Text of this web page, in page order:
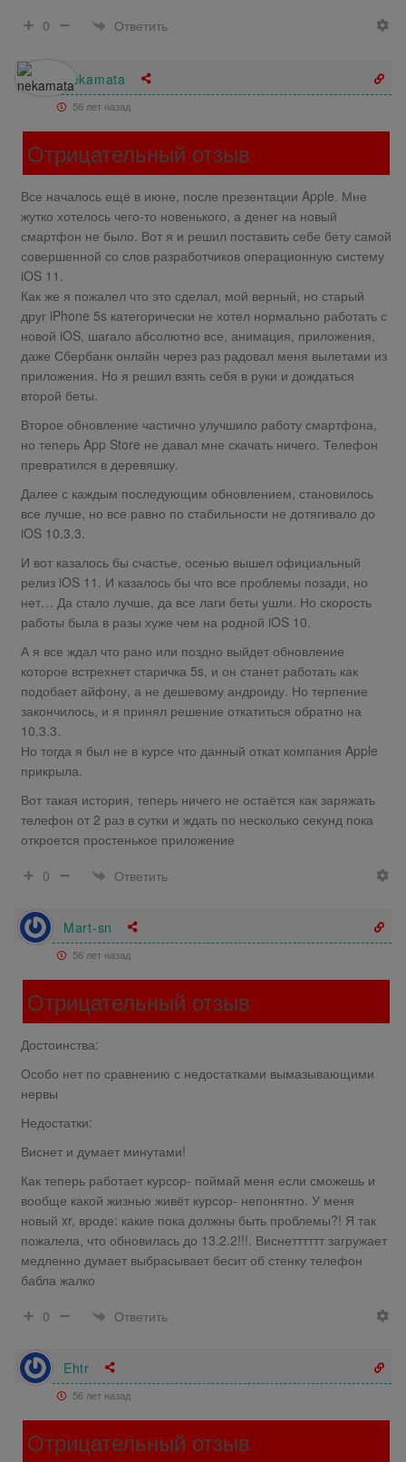
0
Ответить
nekamata
56 лет назад
Отрицательный отзыв
Все началось ещё в июне, после презентации Apple. Мне
жутко хотелось чего-то новенького, а денег на новый
смартфон не было. Вот я и решил поставить себе бету самой
совершенной со слов разработчиков операционную систему
iOS 11.
Как же я пожалел что это сделал, мой верный, но старый
друг iPhone 5s категорически не хотел нормально работать с
новой iOS, шагало абсолютно все, анимация, приложения,
даже Сбербанк онлайн через раз радовал меня вылетами из
приложения. Но я решил взять себя в руки и дождаться
второй беты.
Второе обновление частично улучшило работу смартфона,
но теперь App Store не давал мне скачать ничего. Телефон
превратился в деревяшку.
Далее с каждым последующим обновлением, становилось
все лучше, но все равно по стабильности не дотягивало до
iOS 10.3.3.
И вот казалось бы счастье, осенью вышел официальный
релиз iOS 11. И казалось бы что все проблемы позади, но
нет… Да стало лучше, да все лаги беты ушли. Но скорость
работы была в разы хуже чем на родной iOS 10.
А я все ждал что рано или поздно выйдет обновление
которое встрехнет старичка 5s, и он станет работать как
подобает айфону, а не дешевому андроиду. Но терпение
закончилось, и я принял решение откатиться обратно на
10.3.3.
Но тогда я был не в курсе что данный откат компания Apple
прикрыла.
Вот такая история, теперь ничего не остаётся как заряжать
телефон от 2 раз в сутки и ждать по несколько секунд пока
откроется простенькое приложение
0
Ответить
Mart-sn
56 лет назад
Отрицательный отзыв
Достоинства:
Особо нет по сравнению с недостатками вымазывающими
нервы
Недостатки:
Виснет и думает минутами!
Как теперь работает курсор- поймай меня если сможешь и
вообще какой жизнью живёт курсор- непонятно. У меня
новый xr, вроде: какие пока должны быть проблемы?! Я так
пожалела, что обновилась до 13.2.2!!!. Виснетттттт загружает
медленно думает выбрасывает бесит об стенку телефон
бабла жалко
0
Ответить
Ehtr
56 лет назад
Отрицательный отзыв